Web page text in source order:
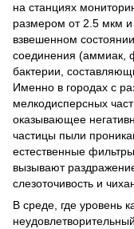
на станциях
размером от 2.5 мкм
взвешенном
соединения (аммиак,
бактерии,
Именно в городах с
мелкодисперсных
оказывающее
частицы пыли
естественные
вызывают
слезоточивость и
В среде, где уровень